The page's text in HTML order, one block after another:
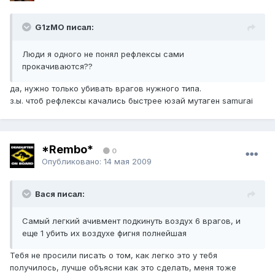
G1zMO писал:
Люди я одного не понял рефлексы сами
прокачиваются??
да, нужно только убивать врагов нужного типа.
з.ы. чтоб рефлексы качались быстрее юзай мутаген samurai
*Rembo* 0
Опубликовано: 14 мая 2009
Вася писал:
Самый легкий ачивмент подкинуть воздух 6 врагов, и
еще 1 убить их воздухе фигня полнейшая
Тебя не просили писать о том, как легко это у тебя
получилось, лучше объясни как это сделать, меня тоже